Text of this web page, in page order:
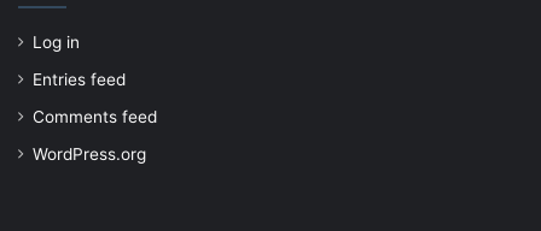
Log in
Entries feed
Comments feed
WordPress.org